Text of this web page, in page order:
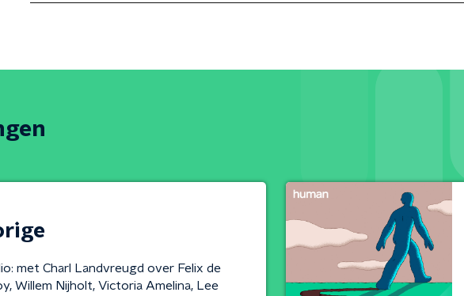
met Charl Landvreugd over Felix de
Willem Nijholt, Victoria Amelina, Lee